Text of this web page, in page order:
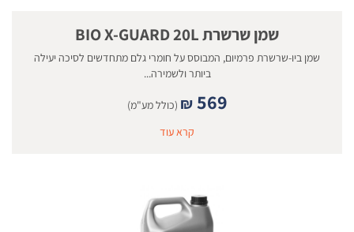
שמן שרשרת BIO X-GUARD 20L
שמן ביו-שרשרת פרמיום, המבוסס על חומרי גלם מתחדשים לסיכה יעילה
ביותר ולשמירה...
₪ 569
(כולל מע"מ)
קרא עוד